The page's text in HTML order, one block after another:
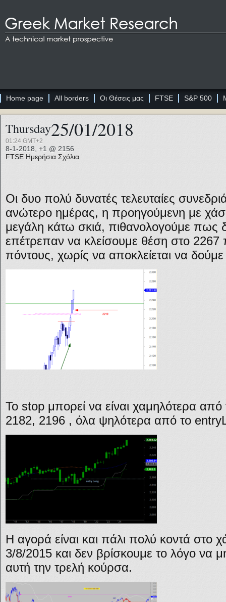
Home page All borders Οι Θέσεις μας FTSE S&P 500
Thursday25/01/2018
01:24 GMT+2
8-1-2018, +1 @ 2156
FTSE Ημερήσια Σχόλια
Οι δυο πολύ δυνατές τελευταίες
ανώτερο ημέρας, η προηγούμενη με
μεγάλη κάτω σκιά, πιθανολογούμε πως
επέτρεπαν να κλείσουμε θέση στο
πόντους, χωρίς να αποκλείεται να
Το stop μπορεί να είναι χαμηλότερα από
2182, 2196 , όλα ψηλότερα από το
Η αγορά είναι και πάλι πολύ κοντά στο
3/8/2015 και δεν βρίσκουμε το λόγο να
αυτή την τρελή κούρσα.